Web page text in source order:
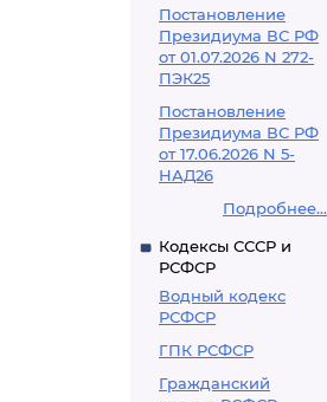
Постановление
Президиума ВС РФ
от 01.07.2026 N 272-
ПЭК25
Постановление
Президиума ВС РФ
от 17.06.2026 N 5-
НАД26
Подробнее...
Кодексы СССР и
РСФСР
Водный кодекс
РСФСР
ГПК РСФСР
Гражданский